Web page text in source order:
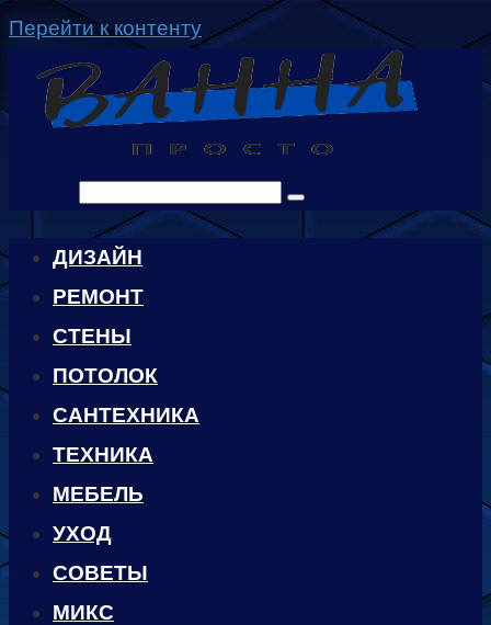
Перейти к контенту
ДИЗАЙН
РЕМОНТ
СТЕНЫ
ПОТОЛОК
САНТЕХНИКА
ТЕХНИКА
МЕБЕЛЬ
УХОД
CОВЕТЫ
МИКС